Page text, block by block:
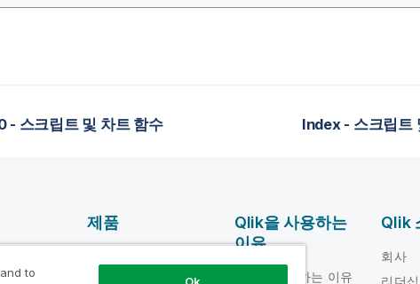
- 스크립트 및 차트 함수 Index - 스크립트
제품
INTEGRATION 및
Qlik을 사용하는
이유
Qlik을 사용하는 이유
Qlik
회사
리더십
to